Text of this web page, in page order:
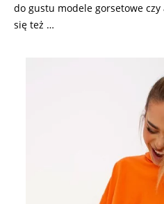
do gustu modele gorsetowe
się też …